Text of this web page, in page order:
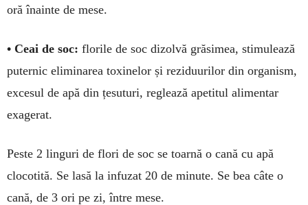
oră înainte de mese.
• Ceai de soc: florile de soc dizolvă gră­simea, stimulează
puternic eliminarea toxinelor și reziduurilor din organism,
excesul de apă din țesu­turi, reglează apetitul alimentar
exagerat.
Peste 2 linguri de flori de soc se toarnă o cană cu apă
clocotită. Se lasă la infuzat 20 de minute. Se bea câte o
cană, de 3 ori pe zi, între mese.